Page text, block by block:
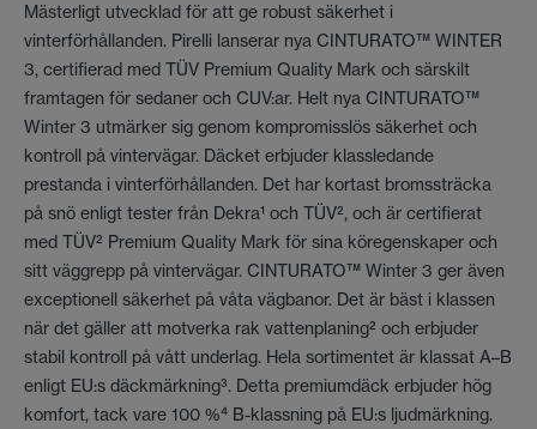
Mästerligt utvecklad för att ge robust säkerhet i
vinterförhållanden. Pirelli lanserar nya CINTURATO™ WINTER
3, certifierad med TÜV Premium Quality Mark och särskilt
framtagen för sedaner och CUV:ar. Helt nya CINTURATO™
Winter 3 utmärker sig genom kompromisslös säkerhet och
kontroll på vintervägar. Däcket erbjuder klassledande
prestanda i vinterförhållanden. Det har kortast bromssträcka
på snö enligt tester från Dekra¹ och TÜV², och är certifierat
med TÜV² Premium Quality Mark för sina köregenskaper och
sitt väggrepp på vintervägar. CINTURATO™ Winter 3 ger även
exceptionell säkerhet på våta vägbanor. Det är bäst i klassen
när det gäller att motverka rak vattenplaning² och erbjuder
stabil kontroll på vått underlag. Hela sortimentet är klassat A–B
enligt EU:s däckmärkning³. Detta premiumdäck erbjuder hög
komfort, tack vare 100 %⁴ B-klassning på EU:s ljudmärkning.